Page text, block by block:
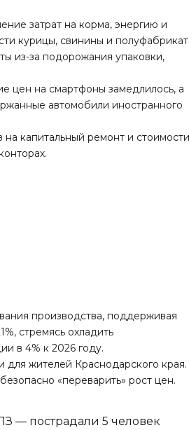
затрат на корма, энергию и
курицы, свинины и
из-за подорожания упаковки,
цен на смартфоны замедлилось, а
автомобили иностранного
капитальный ремонт и стоимости
производства, поддерживая
стремясь охладить
в 4% к 2026 году.
для жителей Краснодарского края.
«переварить» рост цен.
— пострадали 5 человек